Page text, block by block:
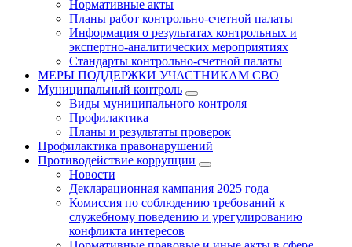
Нормативные акты
Планы работ контрольно-счетной палаты
Информация о результатах контрольных и
экспертно-аналитических мероприятиях
Стандарты контрольно-счетной палаты
МЕРЫ ПОДДЕРЖКИ УЧАСТНИКАМ СВО
Муниципальный контроль
Виды муниципального контроля
Профилактика
Планы и результаты проверок
Профилактика правонарушений
Противодействие коррупции
Новости
Декларационная кампания 2025 года
Комиссия по соблюдению требований к
служебному поведению и урегулированию
конфликта интересов